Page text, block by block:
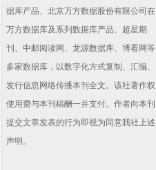
据库产品、北京万方数据股份有限公司在
万方数据库及系列数据库产品、超星期
刊、中邮阅读网、龙源数据库、博看网等
多家数据库，以数字化方式复制、汇编、
发行信息网络传播本刊全文。该社著作权
使用费与本刊稿酬一并支付。作者向本刊
提交文章发表的行为即视为同意我社上述
声明。